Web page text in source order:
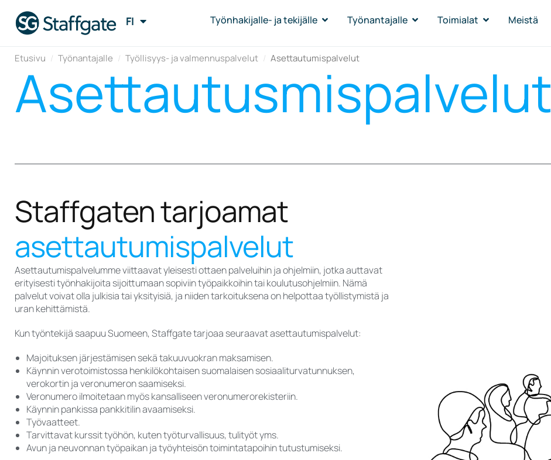
FI
EN Työnhakijalle- ja tekijälle Työnantajalle Toimialat Meistä
Etusivu / Työnantajalle / Työllisyys- ja valmennuspalvelut / Asettautumispalvelut
Asettautusmispalvelut
Staffgaten tarjoamat
asettautumispalvelut
Asettautumispalvelumme viittaavat yleisesti ottaen palveluihin ja ohjelmiin, jotka auttavat
erityisesti työnhakijoita sijoittumaan sopiviin työpaikkoihin tai koulutusohjelmiin. Nämä
palvelut voivat olla julkisia tai yksityisiä, ja niiden tarkoituksena on helpottaa työllistymistä ja
uran kehittämistä.
Kun työntekijä saapuu Suomeen, Staffgate tarjoaa seuraavat asettautumispalvelut:
Majoituksen järjestämisen sekä takuuvuokran maksamisen.
Käynnin verotoimistossa henkilökohtaisen suomalaisen sosiaaliturvatunnuksen,
verokortin ja veronumeron saamiseksi.
Veronumero ilmoitetaan myös kansalliseen veronumerorekisteriin.
Käynnin pankissa pankkitilin avaamiseksi.
Työvaatteet.
Tarvittavat kurssit työhön, kuten työturvallisuus, tulityöt yms.
Avun ja neuvonnan työpaikan ja työyhteisön toimintatapoihin tutustumiseksi.